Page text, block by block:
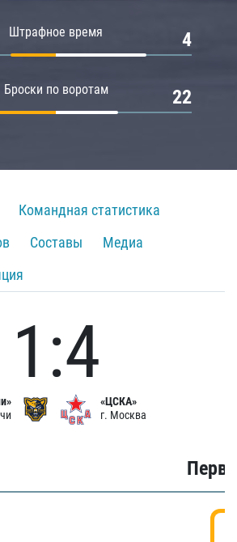
Штрафное время 4
Броски по воротам 22
Командная статистика
Составы
Медиа
1:4
«ЦСКА»
г. Москва